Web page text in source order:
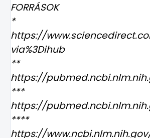
FORRÁSOK
*
https://
via%3Dihub
**
https://
***
https://
****
https://